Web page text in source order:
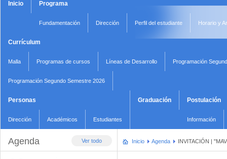
Inicio Programa
Fundamentación Dirección Perfil del estudiante Horario y
Currículum
Malla Programas de cursos Líneas de Desarrollo Programación
Programación Segundo Semestre 2026
Personas
Dirección Académicos Estudiantes
Graduación Postulación
Información
Ver todo
Agenda Inicio Agenda INVITACIÓN |